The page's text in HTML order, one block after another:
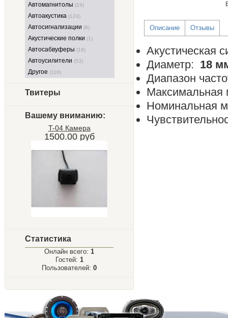
Автомагнитолы (19)
Автоакустика (124)
Автосигнализации (8)
Акустические полки (1)
Автосабвуферы (18)
Автоусилители (53)
Другое (116)
Твитеры
Вашему вниманию:
T-04 Камера
1500.00 руб
Статистика
Онлайн всего: 1
Гостей: 1
Пользователей: 0
Описание Отзывы
Акустическая
Диаметр: 18
Диапазон
Номинальная